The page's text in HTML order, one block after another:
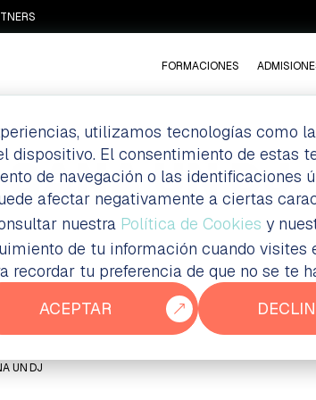
utilizamos tecnologías como
dispositivo. El consentimiento de estas
de navegación o las identificaciones
afectar negativamente a ciertas
nuestra Política de Cookies y
de tu información cuando visites
recordar tu preferencia de que no se te
ACEPTAR
FORMACIONES
UN DJ
Blog
UN DJ